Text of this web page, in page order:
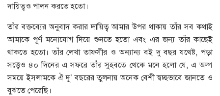
দায়িত্বও পালন করতে হতো।
তাঁর বক্তব্যের অনুবাদ করার দায়িত্ব আমার উপর থাকায় তাঁর সব কথাই
আমাকে পূর্ণ মনোযোগ দিয়ে শুনতে হতো এবং এর জন্য তাঁর কাছেই
থাকতে হতো। তাঁর লেখা তাফসীর ও অন্যান্য বই দু বছর যথেষ্ট, পড়া
সত্ত্বেও ৪০ দিনের এ সফরে তাঁর সুহবতে থেকে মনে হলো যে, এ অল্প
সময়ে ইসলামকে ঐ দু’ বছরের তুলনায় অনেক বেশী স্বচ্ছভাবে জানতে ও
বুঝতে পেরেছি।